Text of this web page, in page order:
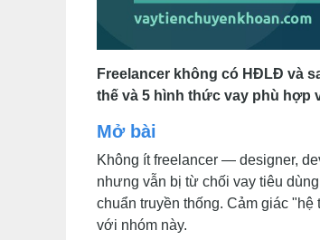
Freelancer không có HĐLĐ và
thế và 5 hình thức vay phù hợp
Mở bài
Không ít freelancer — designer,
nhưng vẫn bị từ chối vay tiêu
chuẩn truyền thống. Cảm giác
với nhóm này.